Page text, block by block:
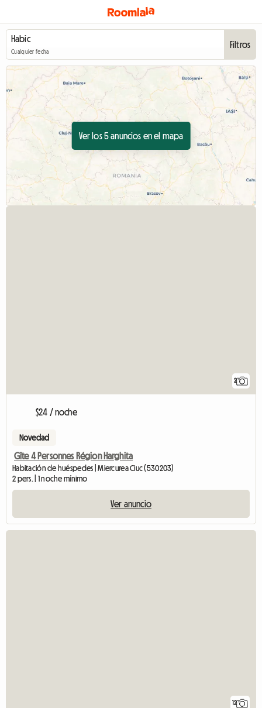
Cualquier fecha
Filtros
Ver los 5 anuncios en el mapa
2
$24 / noche
Novedad
Gîte 4 Personnes Région Harghita
Habitación de huéspedes | Miercurea Ciuc (530203)
2 pers. | 1 noche mínimo
Ver anuncio
12